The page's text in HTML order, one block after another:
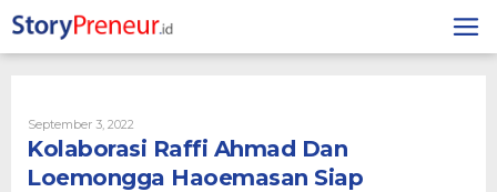
to
content
September 3, 2022
Admin
Kolaborasi Raffi Ahmad Dan
Loemongga Haoemasan Siap